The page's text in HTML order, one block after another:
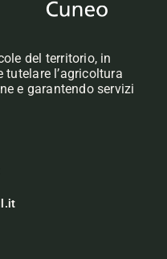
del territorio, in
tutelare l’agricoltura
e garantendo servizi